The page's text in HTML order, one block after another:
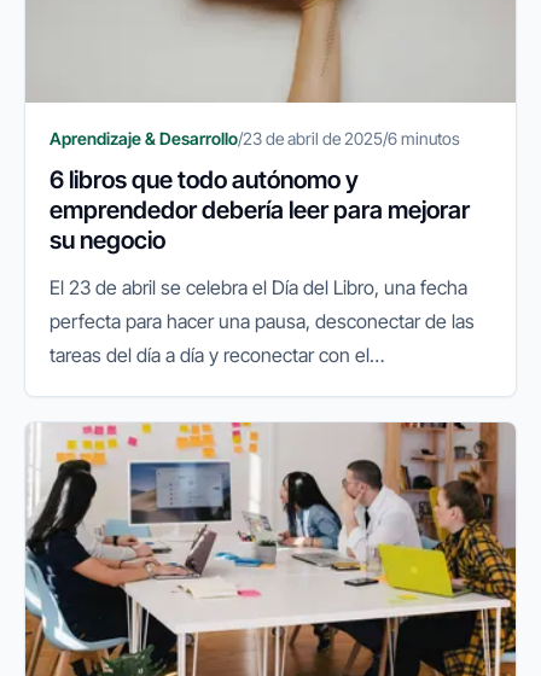
Aprendizaje & Desarrollo/23 de abril de 2025/6 minutos
6 libros que todo autónomo y
emprendedor debería leer para mejorar
su negocio
El 23 de abril se celebra el Día del Libro, una fecha
perfecta para hacer una pausa, desconectar de las
tareas del día a día y reconectar con el
emprenden un proyecto o...